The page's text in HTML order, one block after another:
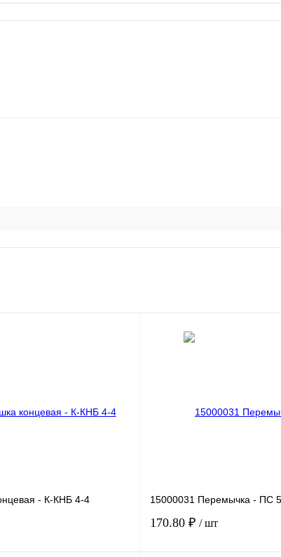
- К-КНБ 4-4 15000031 Перемычка - ПС
170.80 ₽ / шт